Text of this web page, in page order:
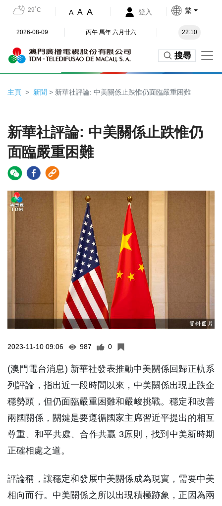
29˚C A A A 登入 繁
2026-08-09 丙午 馬年 六月廿六 22:10
搜尋
主頁 新聞 > 新華社評論: 中美關係止跌惟仍面臨嚴重困難
新華社評論: 中美關係止跌惟仍
面臨嚴重困難
2023-11-10 09:06 987 0
(澳門電台消息) 新華社發表推動中美關係回歸正軌系
列評論，指出近一段時間以來，中美關係出現止跌企
穩勢頭，但仍面臨嚴重困難和嚴峻挑戰。穩定和改善
兩國關係，關鍵是要遵循國家主席習近平提出的相互
尊重、和平共處、合作共贏 3原則，找到中美新時期
正確相處之道。
評論稱，讓穩定和發展中美關係成為現實，需要中美
相向而行。中美關係之所以出現積極跡象，正因為兩